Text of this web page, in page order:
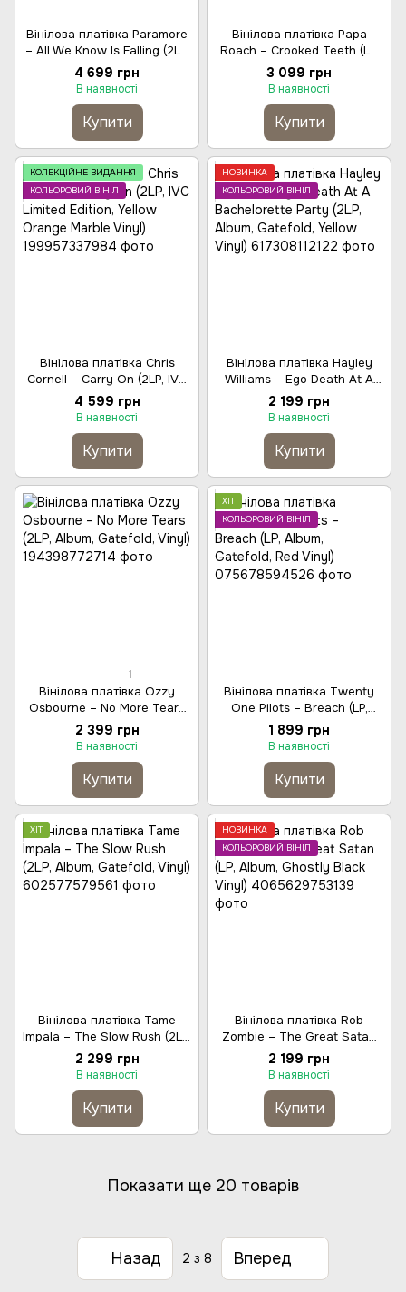
Вінілова платівка Paramore
– All We Know Is Falling (2LP,
Record Store Day, Gatefold,
Red Smoke Vinyl)
4 699 грн
В наявності
Купити
Вінілова платівка Papa
Roach – Crooked Teeth (LP,
Record Store Day, Limited
Edition, Pink & White Merge
3 099 грн
В наявності
Купити
КОЛЕКЦІЙНЕ ВИДАННЯ
КОЛЬОРОВИЙ ВІНІЛ
Вінілова платівка Chris
Cornell – Carry On (2LP, IVC
Limited Edition, Yellow
Orange Marble Vinyl)
4 599 грн
В наявності
Купити
НОВИНКА
КОЛЬОРОВИЙ ВІНІЛ
Вінілова платівка Hayley
Williams – Ego Death At A
Bachelorette Party (2LP,
Album, Gatefold, Yellow Vinyl)
2 199 грн
В наявності
Купити
1
Вінілова платівка Ozzy
Osbourne – No More Tears
(2LP, Album, Gatefold, Vinyl)
2 399 грн
В наявності
Купити
ХІТ
КОЛЬОРОВИЙ ВІНІЛ
Вінілова платівка Twenty
One Pilots – Breach (LP,
Album, Gatefold, Red Vinyl)
1 899 грн
В наявності
Купити
ХІТ
Вінілова платівка Tame
Impala – The Slow Rush (2LP,
Album, Gatefold, Vinyl)
2 299 грн
В наявності
Купити
НОВИНКА
КОЛЬОРОВИЙ ВІНІЛ
Вінілова платівка Rob
Zombie – The Great Satan
(LP, Album, Ghostly Black
Vinyl)
2 199 грн
В наявності
Купити
Показати ще 20 товарів
Назад 2 з 8 Вперед